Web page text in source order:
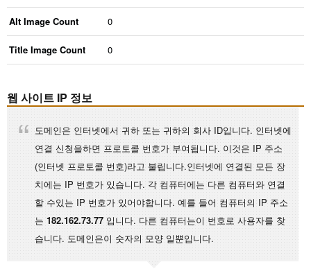
Alt Image Count 0
Title Image Count 0
웹 사이트 IP 정보
도메인은 인터넷에서 귀하 또는 귀하의 회사 ID입니다. 인터넷에
연결 신청을하면 프로토콜 번호가 부여됩니다. 이것은 IP 주소
(인터넷 프로토콜 번호)라고 불립니다.인터넷에 연결된 모든 장
치에는 IP 번호가 있습니다. 각 컴퓨터에는 다른 컴퓨터와 연결
할 수있는 IP 번호가 있어야합니다. 예를 들어 컴퓨터의 IP 주소
는 182.162.73.77 입니다. 다른 컴퓨터는이 번호로 사용자를 찾
습니다. 도메인은이 숫자의 모양 일뿐입니다.